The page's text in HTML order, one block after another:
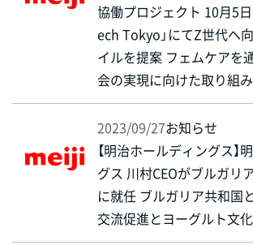
協働プロジェクト 10月5
ech Tokyo」にてZ世代へ
イルを提案 フェムケアを
会の実現に向けた取り組
2023/09/27お知らせ
【明治ホールディングス】
グス 川村CEOがブルガリ
に就任 ブルガリア共和国
交流促進とヨーグルト文